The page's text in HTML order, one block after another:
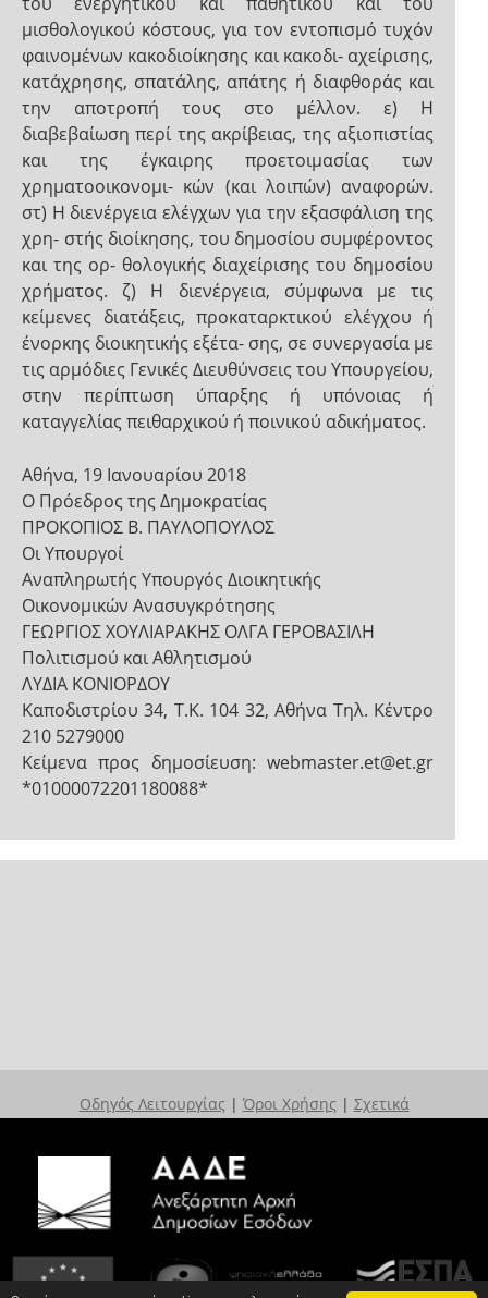
μισθολογικού κόστους, για τον εντοπισμό τυχόν
φαινομένων κακοδιοίκησης και κακοδι- αχείρισης,
κατάχρησης, σπατάλης, απάτης ή διαφθοράς και
την αποτροπή τους στο μέλλον. ε) Η
διαβεβαίωση περί της ακρίβειας, της αξιοπιστίας
και της έγκαιρης προετοιμασίας των
χρηματοοικονομι- κών (και λοιπών) αναφορών.
στ) Η διενέργεια ελέγχων για την εξασφάλιση της
χρη- στής διοίκησης, του δημοσίου συμφέροντος
και της ορ- θολογικής διαχείρισης του δημοσίου
χρήματος. ζ) Η διενέργεια, σύμφωνα με τις
κείμενες διατάξεις, προκαταρκτικού ελέγχου ή
ένορκης διοικητικής εξέτα- σης, σε συνεργασία με
τις αρμόδιες Γενικές Διευθύνσεις του Υπουργείου,
στην περίπτωση ύπαρξης ή υπόνοιας ή
καταγγελίας πειθαρχικού ή ποινικού αδικήματος.
Αθήνα, 19 Ιανουαρίου 2018
Ο Πρόεδρος της Δημοκρατίας
ΠΡΟΚΟΠΙΟΣ Β. ΠΑΥΛΟΠΟΥΛΟΣ
Οι Υπουργοί
Αναπληρωτής Υπουργός Διοικητικής
Οικονομικών Ανασυγκρότησης
ΓΕΩΡΓΙΟΣ ΧΟΥΛΙΑΡΑΚΗΣ ΟΛΓΑ ΓΕΡΟΒΑΣΙΛΗ
Πολιτισμού και Αθλητισμού
ΛΥΔΙΑ ΚΟΝΙΟΡΔΟΥ
Καποδιστρίου 34, Τ.Κ. 104 32, Αθήνα Τηλ. Κέντρο
210 5279000
Κείμενα προς δημοσίευση: webmaster.et@et.gr
*01000072201180088*
Οδηγός Λειτουργίας | Όροι Χρήσης | Σχετικά